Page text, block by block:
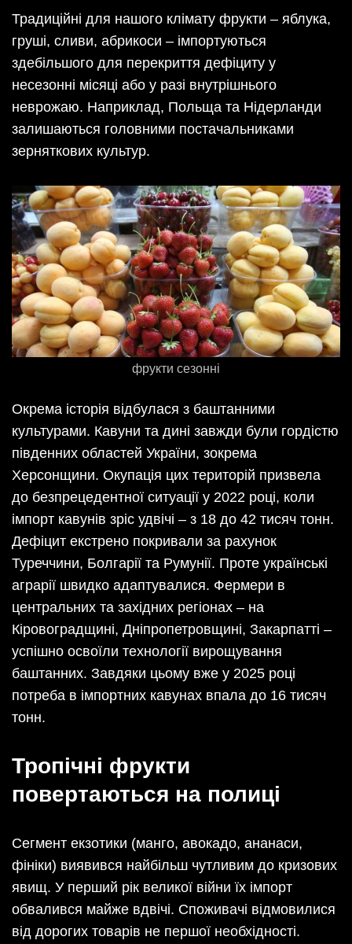
Традиційні для нашого клімату фрукти – яблука,
груші, сливи, абрикоси – імпортуються
здебільшого для перекриття дефіциту у
несезонні місяці або у разі внутрішнього
неврожаю. Наприклад, Польща та Нідерланди
залишаються головними постачальниками
зерняткових культур.
фрукти сезонні
Окрема історія відбулася з баштанними
культурами. Кавуни та дині завжди були гордістю
південних областей України, зокрема
Херсонщини. Окупація цих територій призвела
до безпрецедентної ситуації у 2022 році, коли
імпорт кавунів зріс удвічі – з 18 до 42 тисяч тонн.
Дефіцит екстрено покривали за рахунок
Туреччини, Болгарії та Румунії. Проте українські
аграрії швидко адаптувалися. Фермери в
центральних та західних регіонах – на
Кіровоградщині, Дніпропетровщині, Закарпатті –
успішно освоїли технології вирощування
баштанних. Завдяки цьому вже у 2025 році
потреба в імпортних кавунах впала до 16 тисяч
тонн.
Тропічні фрукти
повертаються на полиці
Сегмент екзотики (манго, авокадо, ананаси,
фініки) виявився найбільш чутливим до кризових
явищ. У перший рік великої війни їх імпорт
обвалився майже вдвічі. Споживачі відмовилися
від дорогих товарів не першої необхідності.